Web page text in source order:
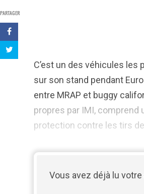
PARTAGER
C’est un des véhicules les
sur son stand pendant
entre MRAP et buggy
propres par IMI, comprend
protection contre les tirs
Vous avez déjà lu